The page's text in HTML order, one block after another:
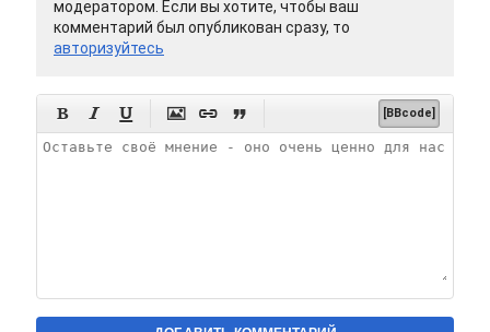
модератором. Если вы хотите, чтобы ваш
комментарий был опубликован сразу, то
авторизуйтесь
      [BBcode]